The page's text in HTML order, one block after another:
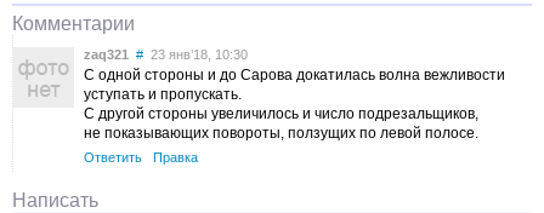
Комментарии
zaq321 # 23 янв’18, 10:30
C одной стороны и до Сарова докатилась волна вежливости
уступать и пропускать.
С другой стороны увеличилось и число подрезальщиков,
не показывающих повороты, ползущих по левой полосе.
Ответить Правка
Написать